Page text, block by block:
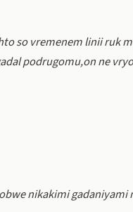
so vremenem linii ruk
podrugomu,on ne
nikakimi gadaniyami